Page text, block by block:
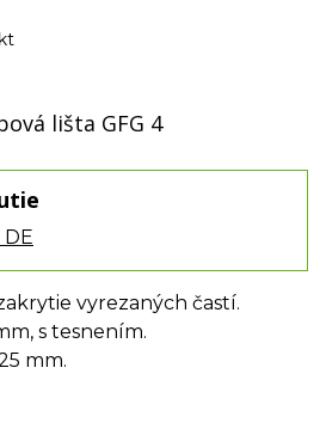
lišta GFG 4
vyrezaných častí.
s tesnením.
mm.